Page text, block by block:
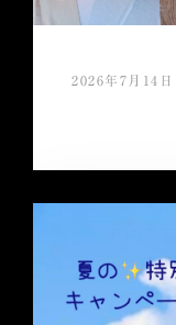
2026年7月14日